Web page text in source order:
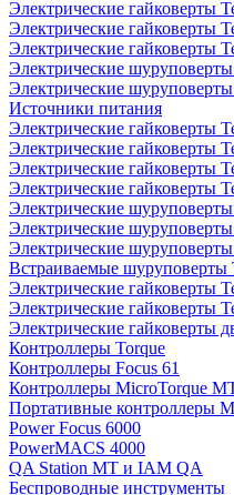
Электрические гайковерты
Электрические гайковерты
Электрические гайковерты
Электрические шуруповерты
Электрические
Источники питания
Электрические гайковерты
Электрические гайковерты
Электрические гайковерты
Электрические гайковерты
Электрические шуруповерты
Электрические
Электрические
Встраиваемые шуруповерты
Электрические гайковерты
Электрические гайковерты
Электрические гайковерты
Контроллеры Torque
Контроллеры Focus 61
Контроллеры MicroTorque
Портативные контроллеры
Power Focus 6000
PowerMACS 4000
QA Station MT и IAM QA
Беспроводные инструменты